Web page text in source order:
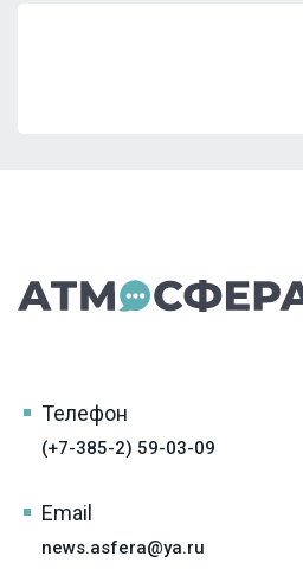
Телефон
(+7-385-2) 59-03-09
Email
news.asfera@ya.ru